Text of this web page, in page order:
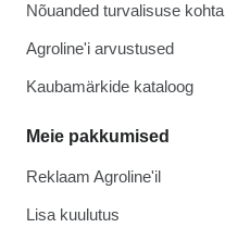
Nõuanded turvalisuse kohta
Agroline'i arvustused
Kaubamärkide kataloog
Meie pakkumised
Reklaam Agroline'il
Lisa kuulutus